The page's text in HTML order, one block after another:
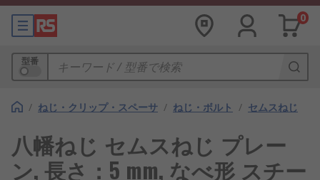
0
型番
/ ねじ・クリップ・スペーサ / ねじ・ボルト / セムスねじ
八幡ねじ セムスねじ プレー
ン, 長さ：5 mm, なべ形 スチー